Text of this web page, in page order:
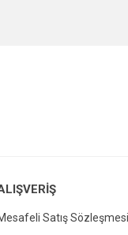
Satış Sözleşmesi